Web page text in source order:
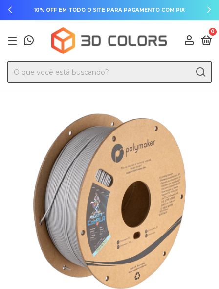
10% OFF EM TODO O SITE PARA PAGAMENTO COM PIX
0